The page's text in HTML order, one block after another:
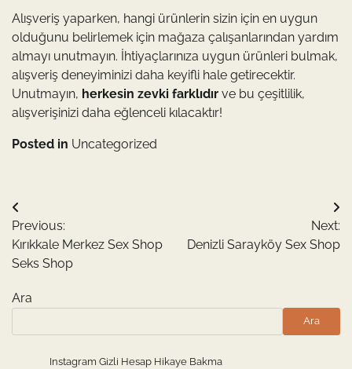
Alışveriş yaparken, hangi ürünlerin sizin için en uygun
olduğunu belirlemek için mağaza çalışanlarından yardım
almayı unutmayın. İhtiyaçlarınıza uygun ürünleri bulmak,
alışveriş deneyiminizi daha keyifli hale getirecektir.
Unutmayın, herkesin zevki farklıdır ve bu çeşitlilik,
alışverişinizi daha eğlenceli kılacaktır!
Posted in Uncategorized
Yazı
gezinmesi
Previous:
Kırıkkale Merkez Sex Shop
Seks Shop
Next:
Denizli Sarayköy Sex Shop
Ara
Ara
Instagram Gizli Hesap Hikaye Bakma